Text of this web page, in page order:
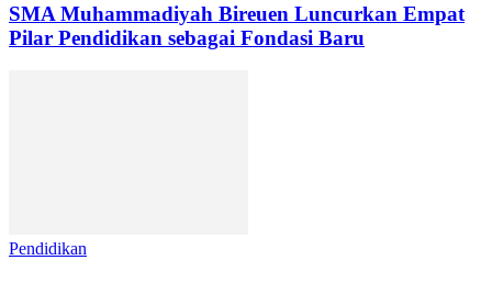
SMA Muhammadiyah Bireuen Luncurkan Empat
Pilar Pendidikan sebagai Fondasi Baru
Pendidikan